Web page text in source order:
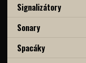
Signalizátory
Sonary
Spacáky